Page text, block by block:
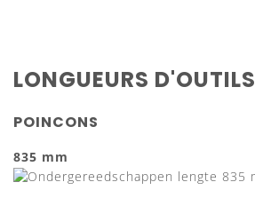
LONGUEURS D'OUTILS
POINCONS
835 mm